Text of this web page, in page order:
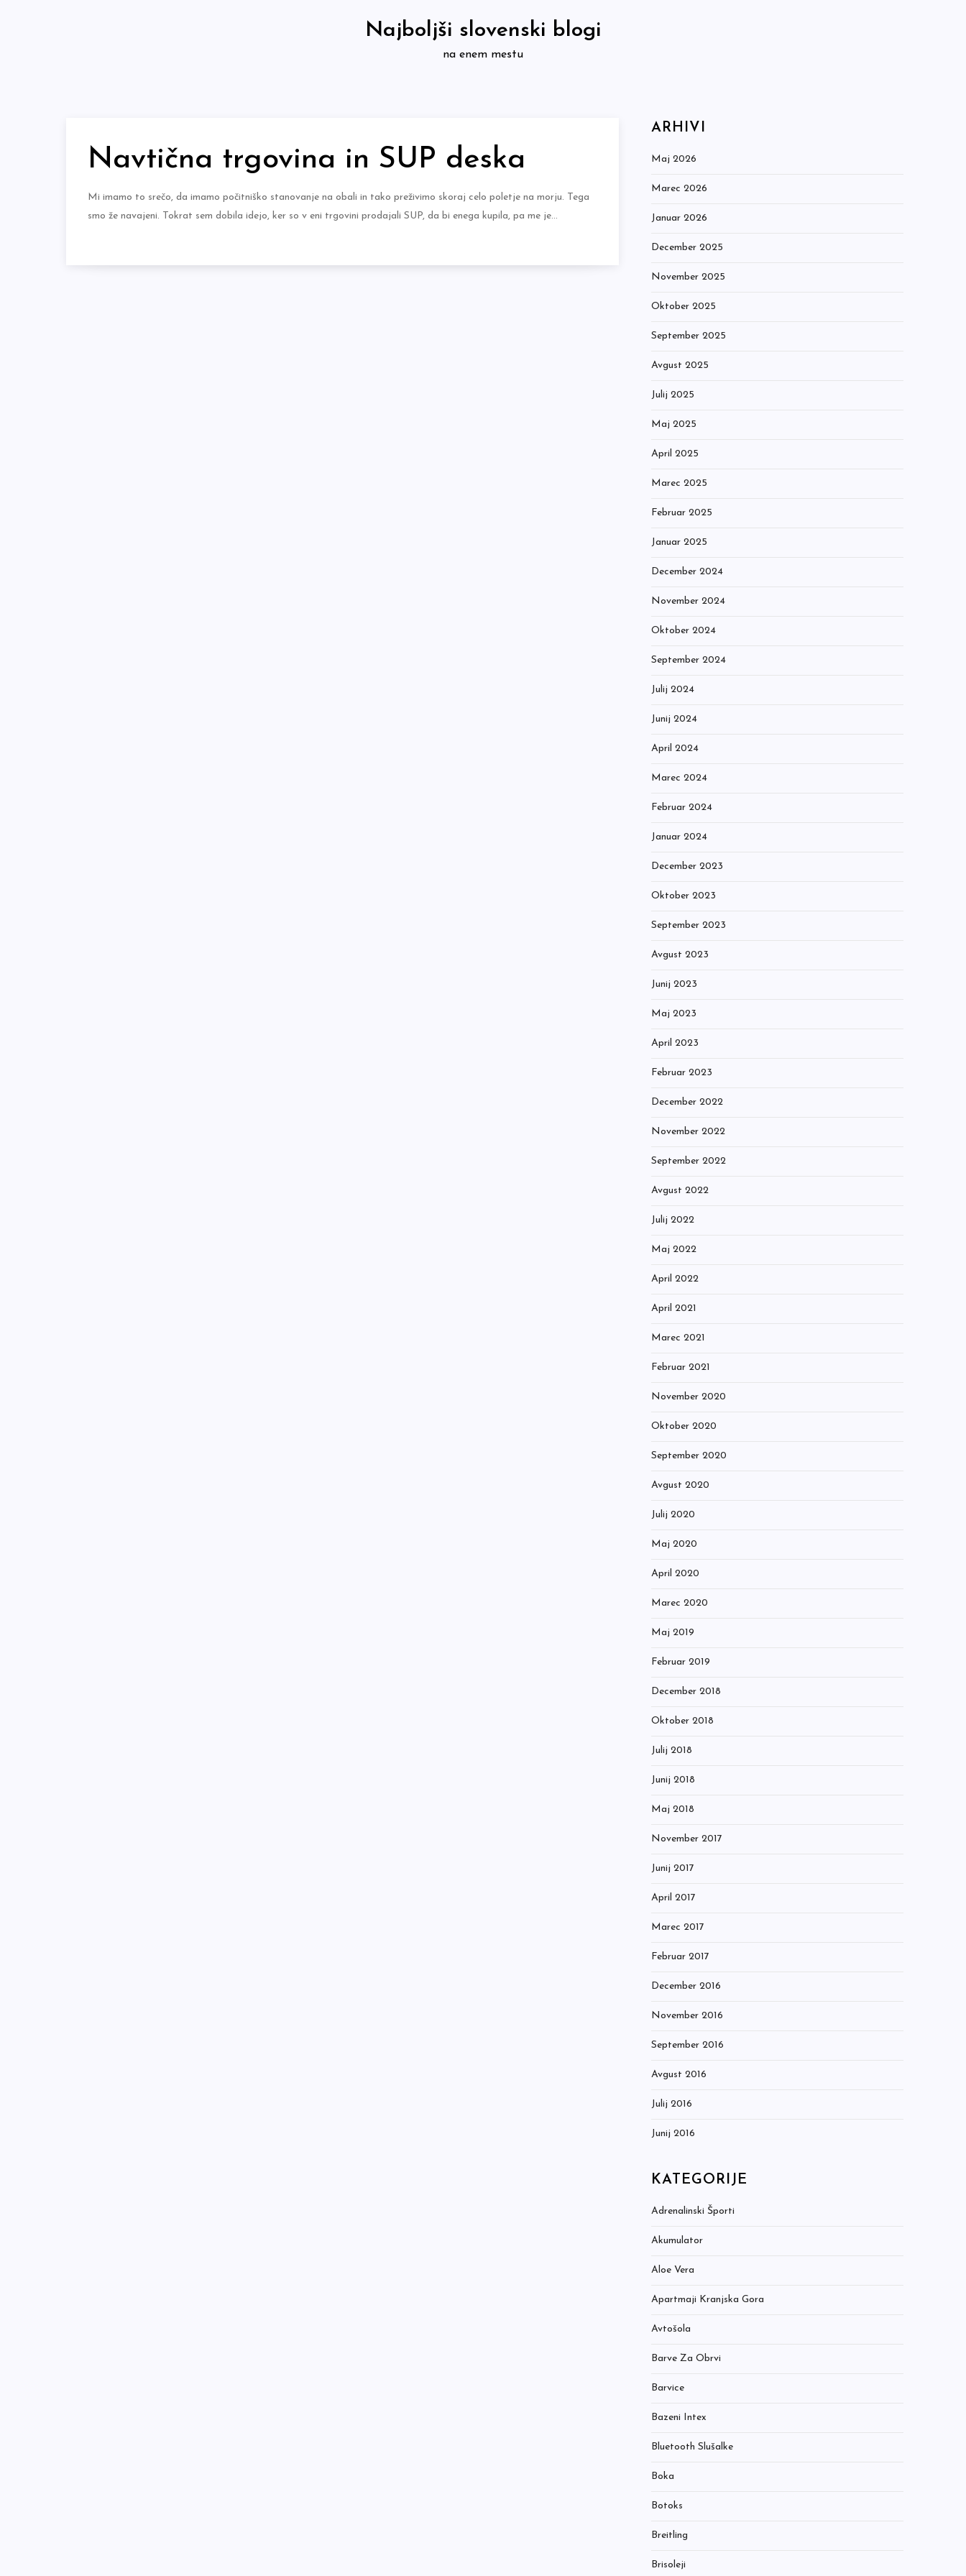
Najboljši slovenski blogi
na enem mestu
Navtična trgovina in SUP deska
Mi imamo to srečo, da imamo počitniško stanovanje na obali in tako preživimo skoraj celo poletje na morju. Tega
smo že navajeni. Tokrat sem dobila idejo, ker so v eni trgovini prodajali SUP, da bi enega kupila, pa me je…
ARHIVI
Maj 2026
Marec 2026
Januar 2026
December 2025
November 2025
Oktober 2025
September 2025
Avgust 2025
Julij 2025
Maj 2025
April 2025
Marec 2025
Februar 2025
Januar 2025
December 2024
November 2024
Oktober 2024
September 2024
Julij 2024
Junij 2024
April 2024
Marec 2024
Februar 2024
Januar 2024
December 2023
Oktober 2023
September 2023
Avgust 2023
Junij 2023
Maj 2023
April 2023
Februar 2023
December 2022
November 2022
September 2022
Avgust 2022
Julij 2022
Maj 2022
April 2022
April 2021
Marec 2021
Februar 2021
November 2020
Oktober 2020
September 2020
Avgust 2020
Julij 2020
Maj 2020
April 2020
Marec 2020
Maj 2019
Februar 2019
December 2018
Oktober 2018
Julij 2018
Junij 2018
Maj 2018
November 2017
Junij 2017
April 2017
Marec 2017
Februar 2017
December 2016
November 2016
September 2016
Avgust 2016
Julij 2016
Junij 2016
KATEGORIJE
Adrenalinski Športi
Akumulator
Aloe Vera
Apartmaji Kranjska Gora
Avtošola
Barve Za Obrvi
Barvice
Bazeni Intex
Bluetooth Slušalke
Boka
Botoks
Breitling
Brisoleji